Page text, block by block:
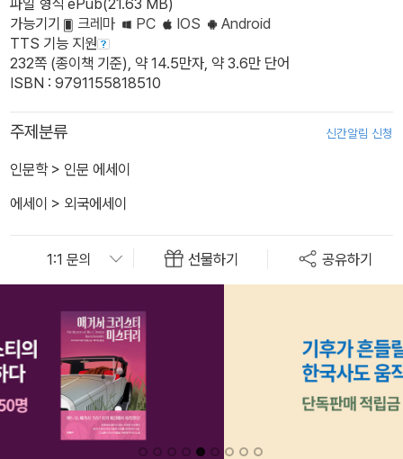
가능기기
크레마 PC IOS
Android
TTS 기능 지원
232쪽 (종이책 기준), 약 14.5만자, 약 3.6만 단어
ISBN : 9791155818510
주제분류 신간알림 신청
인문학> 인문 에세이
에세이 > 외국에세이
선물하기 공유하기